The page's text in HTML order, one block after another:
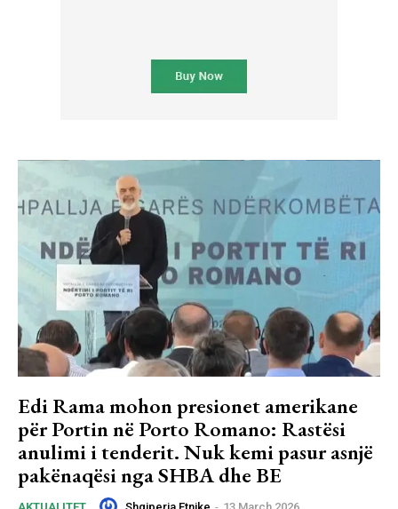
Edi Rama mohon presionet amerikane
për Portin në Porto Romano: Rastësi
anulimi i tenderit. Nuk kemi pasur asnjë
pakënaqësi nga SHBA dhe BE